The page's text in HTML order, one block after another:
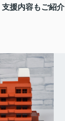
援内容もご紹介